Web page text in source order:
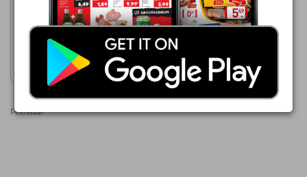
5,49 €
Пластмасова щора
Покажи брошурата
Реклами